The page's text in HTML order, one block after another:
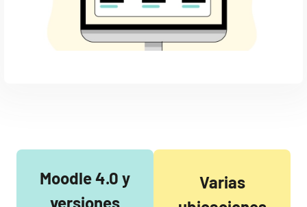
Moodle 4.0 y
versiones
Varias